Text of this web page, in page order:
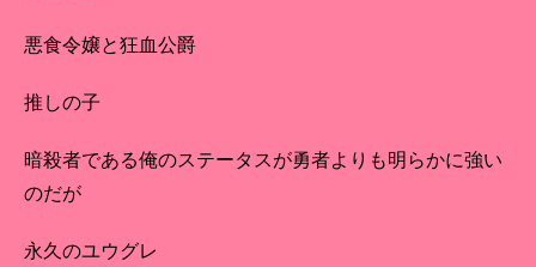
悪食令嬢と狂血公爵
推しの子
暗殺者である俺のステータスが勇者よりも明らかに強い
のだが
永久のユウグレ